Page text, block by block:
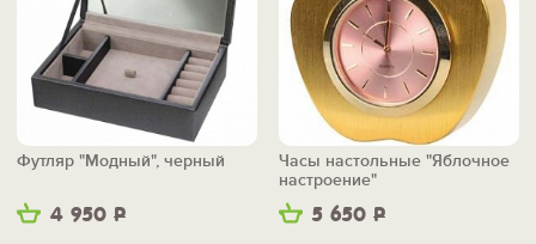
4 950 Р
Футляр "Модный", черный
5 650 Р
Часы настольные "Яблочное
настроение"